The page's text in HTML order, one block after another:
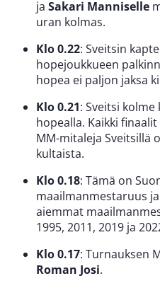
ja Sakari Manniselle
uran kolmas.
Klo 0.22: Sveitsin
hopejoukkueen
hopea ei paljon jaksa
Klo 0.21: Sveitsi
hopealla. Kaikki
MM-mitaleja Sveitsillä
kultaista.
Klo 0.18: Tämä on
maailmanmestaruus
aiemmat
1995, 2011, 2019 ja
Klo 0.17: Turnauksen
Roman Josi.